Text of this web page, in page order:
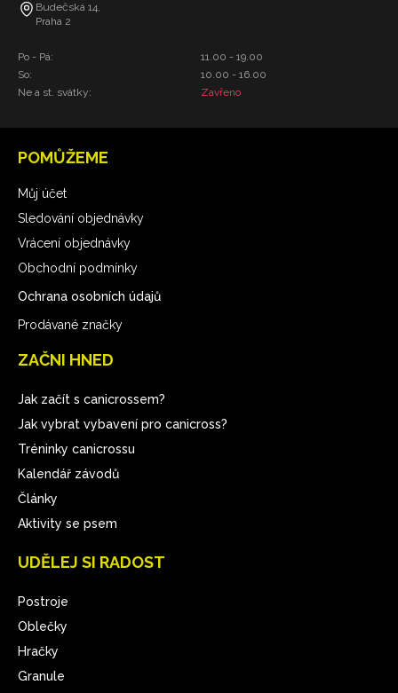
Budečská 14,
Praha 2
Po - Pá:
So:
Ne a st. svátky:
11.00 - 19.00
10.00 - 16.00
Zavřeno
POMŮŽEME
Můj účet
Sledování objednávky
Vrácení objednávky
Obchodní podmínky
Ochrana osobních údajů
Prodávané značky
ZAČNI HNED
Jak začít s canicrossem?
Jak vybrat vybavení pro canicross?
Tréninky canicrossu
Kalendář závodů
Články
Aktivity se psem
UDĚLEJ SI RADOST
Postroje
Oblečky
Hračky
Granule